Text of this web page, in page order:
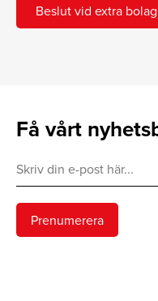
Beslut vid extra
Få vårt